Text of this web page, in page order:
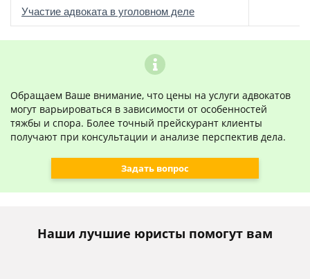
Участие адвоката в уголовном деле
Обращаем Ваше внимание, что цены на услуги адвокатов
могут варьироваться в зависимости от особенностей
тяжбы и спора. Более точный прейскурант клиенты
получают при консультации и анализе перспектив дела.
Задать вопрос
Наши лучшие юристы помогут вам